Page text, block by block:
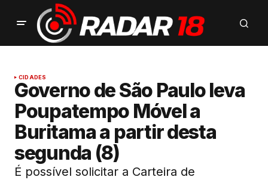
CIDADES
Governo de São Paulo leva
Poupatempo Móvel a
Buritama a partir desta
segunda (8)
É possível solicitar a Carteira de